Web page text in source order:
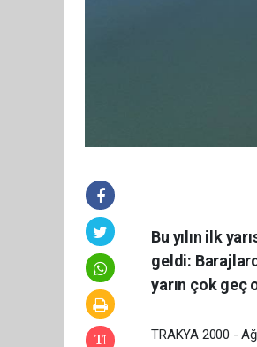
Bu yılın ilk
geldi:
yarın çok geç
TRAKYA 2000 -